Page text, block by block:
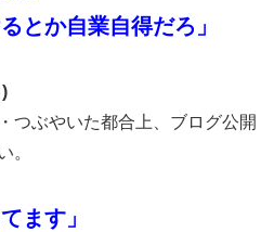
とか自業自得だろ」
つぶやいた都合上、ブログ公開
。
ます」